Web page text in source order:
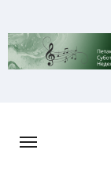
to
content